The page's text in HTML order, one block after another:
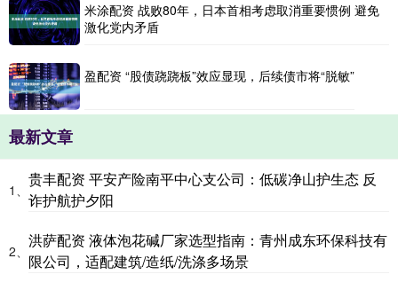
米涂配资 战败80年，日本首相考虑取消重要惯例 避免
激化党内矛盾
盈配资 “股债跷跷板”效应显现，后续债市将“脱敏”
最新文章
1、
贵丰配资 平安产险南平中心支公司：低碳净山护生态 反
诈护航护夕阳
2、
洪萨配资 液体泡花碱厂家选型指南：青州成东环保科技有
限公司，适配建筑/造纸/洗涤多场景